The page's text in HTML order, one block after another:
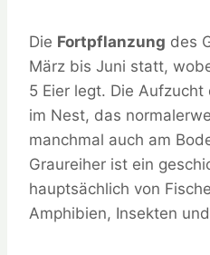
Die Fortpflanzung des
März bis Juni statt,
5 Eier legt. Die
im Nest, das
manchmal auch am
Graureiher ist ein
hauptsächlich von
Amphibien, Insekten